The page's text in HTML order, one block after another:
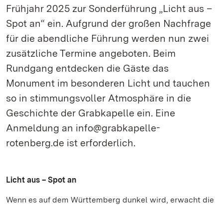
Frühjahr 2025 zur Sonderführung „Licht aus –
Spot an“ ein. Aufgrund der großen Nachfrage
für die abendliche Führung werden nun zwei
zusätzliche Termine angeboten. Beim
Rundgang entdecken die Gäste das
Monument im besonderen Licht und tauchen
so in stimmungsvoller Atmosphäre in die
Geschichte der Grabkapelle ein. Eine
Anmeldung an info@grabkapelle-
rotenberg.de ist erforderlich.
Licht aus – Spot an
Wenn es auf dem Württemberg dunkel wird, erwacht die